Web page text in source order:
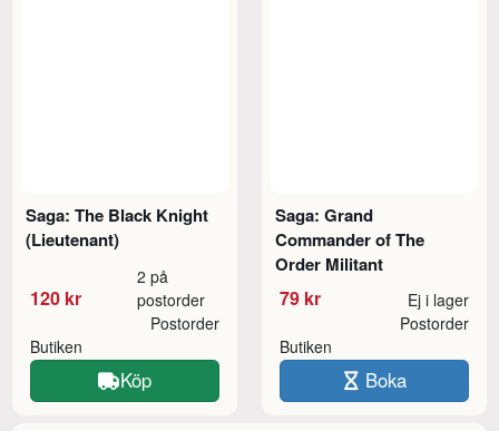
Saga: The Black Knight
(Lieutenant)
120 kr
2 på
postorder
Butiken
Postorder
Köp
Saga: Grand
Commander of The
Order Militant
79 kr Ej i lager
Butiken
Postorder
Boka